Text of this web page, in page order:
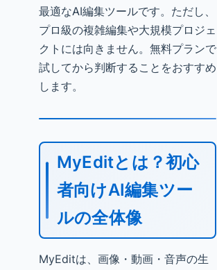
最適なAI編集ツールです。ただし、
プロ級の複雑編集や大規模プロジェ
クトには向きません。無料プランで
試してから判断することをおすすめ
します。
MyEditとは？初心
者向けAI編集ツー
ルの全体像
MyEditは、画像・動画・音声の生